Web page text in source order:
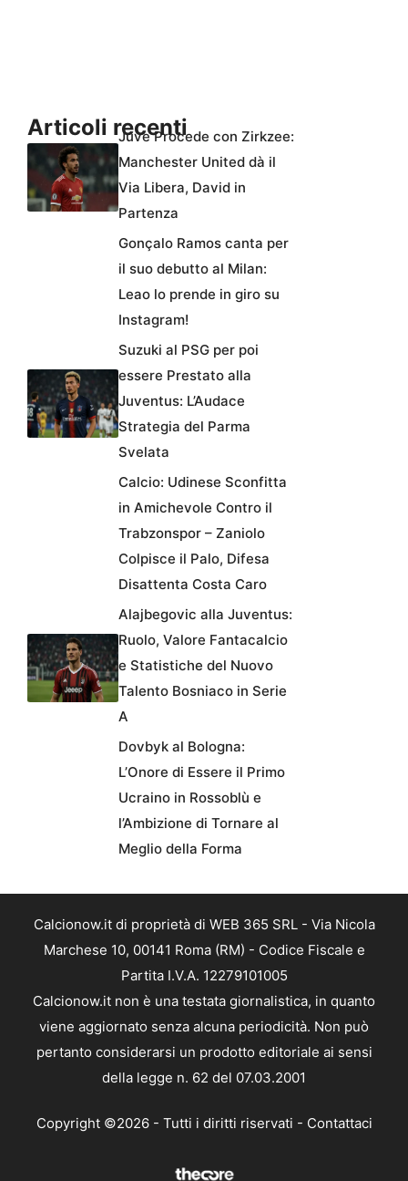
Articoli recentiJuve Procede con Zirkzee:
Manchester United dà il
Via Libera, David in
Partenza
Gonçalo Ramos canta per
il suo debutto al Milan:
Leao lo prende in giro su
Instagram!
Suzuki al PSG per poi
essere Prestato alla
Juventus: L’Audace
Strategia del Parma
Svelata
Calcio: Udinese Sconfitta
in Amichevole Contro il
Trabzonspor – Zaniolo
Colpisce il Palo, Difesa
Disattenta Costa Caro
Alajbegovic alla Juventus:
Ruolo, Valore Fantacalcio
e Statistiche del Nuovo
Talento Bosniaco in Serie
A
Dovbyk al Bologna:
L’Onore di Essere il Primo
Ucraino in Rossoblù e
l’Ambizione di Tornare al
Meglio della Forma
Calcionow.it di proprietà di WEB 365 SRL - Via Nicola
Marchese 10, 00141 Roma (RM) - Codice Fiscale e
Partita I.V.A. 12279101005
Calcionow.it non è una testata giornalistica, in quanto
viene aggiornato senza alcuna periodicità. Non può
pertanto considerarsi un prodotto editoriale ai sensi
della legge n. 62 del 07.03.2001
Copyright ©2026 - Tutti i diritti riservati - Contattaci